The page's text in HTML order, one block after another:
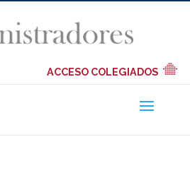
ACCESO COLEGIADOS